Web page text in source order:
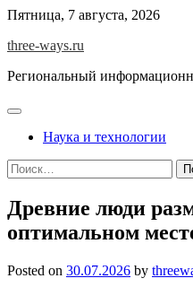
Skip
content
Пятница, 7 августа, 2026
three-ways.ru
Региональный
Наука и технологии
Найти:
Древние люди
оптимальном
Posted on 30.07.2026 by